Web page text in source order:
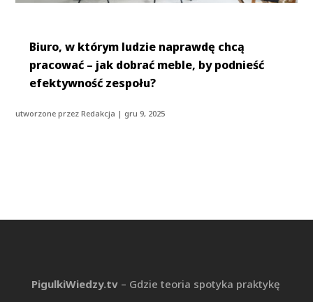
Biuro, w którym ludzie naprawdę chcą
pracować – jak dobrać meble, by podnieść
efektywność zespołu?
utworzone przezRedakcja | gru 9, 2025
PigulkiWiedzy.tv– Gdzie teoria spotyka praktykę